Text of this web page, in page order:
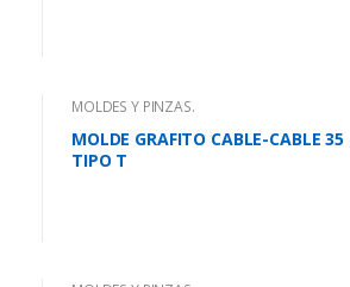
MOLDES Y PINZAS.
MOLDE GRAFITO CABLE-CABLE 35
TIPO T